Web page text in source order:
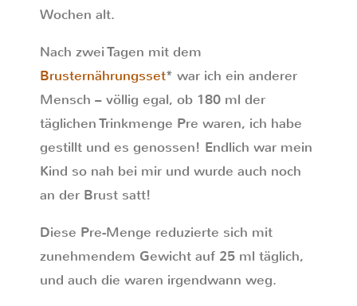
Wochen alt.
Nach zwei Tagen mit dem
Brusternährungsset* war ich ein anderer
Mensch – völlig egal, ob 180 ml der
täglichen Trinkmenge Pre waren, ich habe
gestillt und es genossen! Endlich war mein
Kind so nah bei mir und wurde auch noch
an der Brust satt!
Diese Pre-Menge reduzierte sich mit
zunehmendem Gewicht auf 25 ml täglich,
und auch die waren irgendwann weg.